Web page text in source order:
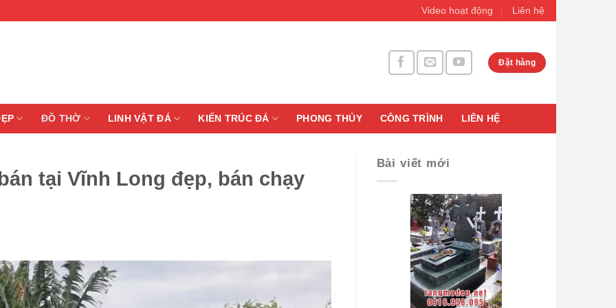
Video hoạt động Liên hệ
Đặt hàng
ĐỒ THỜ LINH VẬT ĐÁ KIẾN TRÚC ĐÁ PHONG THỦY CÔNG TRÌNH LIÊN HỆ
tại Vĩnh Long đẹp, bán chạy
Bài viết mới